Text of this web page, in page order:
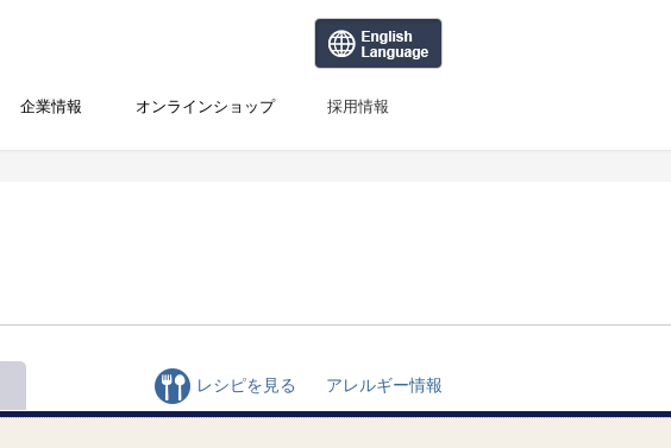
企業情報 オンラインショップ 採用情報
アレルギー情報
レシピを見る